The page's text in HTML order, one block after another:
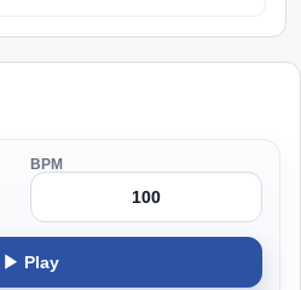
BPM
▶ Play